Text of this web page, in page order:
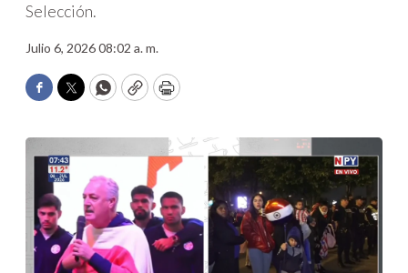
Selección.
Julio 6, 2026 08:02 a. m.
Facebook
TwitterWhatsApp
CopyPrint